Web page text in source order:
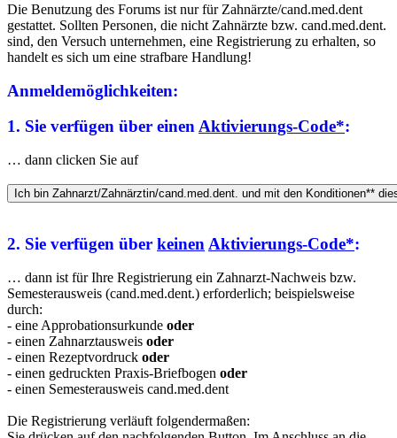
Die Benutzung des Forums ist nur für Zahnärzte/cand.med.dent
gestattet. Sollten Personen, die nicht Zahnärzte bzw. cand.med.dent.
sind, den Versuch unternehmen, eine Registrierung zu erhalten, so
handelt es sich um eine strafbare Handlung!
Anmeldemöglichkeiten:
1. Sie verfügen über einen Aktivierungs-Code*:
… dann clicken Sie auf
2. Sie verfügen über keinen Aktivierungs-Code*:
… dann ist für Ihre Registrierung ein Zahnarzt-Nachweis bzw.
Semesterausweis (cand.med.dent.) erforderlich; beispielsweise
durch:
- eine Approbationsurkunde oder
- einen Zahnarztausweis oder
- einen Rezeptvordruck oder
- einen gedruckten Praxis-Briefbogen oder
- einen Semesterausweis cand.med.dent
Die Registrierung verläuft folgendermaßen: